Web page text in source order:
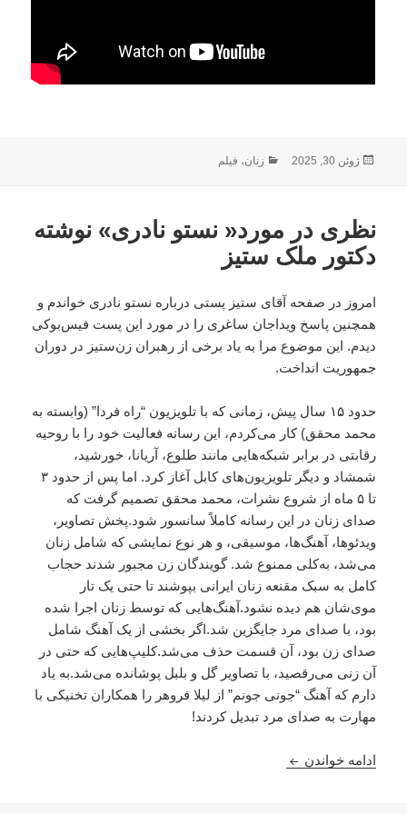
ارسال
ژوئن 30, 2025 دسته‌ها
زنان، فیلم
نظری در مورد« نستو نادری» نوشته
دکتور ملک ستیز
امروز در صفحه آقای ستیز پستی درباره نستو نادری خواندم و
همچنین پاسخ ویداجان ساغری را در مورد این پست فیس‌بوکی
دیدم. این موضوع مرا به یاد برخی از رهبران زن‌ستیز در دوران
جمهوریت انداخت.
حدود ۱۵ سال پیش، زمانی که با تلویزیون “راه فردا” (وابسته به
محمد محقق) کار می‌کردم، این رسانه فعالیت خود را با روحیه
رقابتی در برابر شبکه‌هایی مانند طلوع، آریانا، خورشید،
شمشاد و دیگر تلویزیون‌های کابل آغاز کرد. اما پس از حدود ۳
تا ۵ ماه از شروع نشرات، محمد محقق تصمیم گرفت که
صدای زنان در این رسانه کاملاً سانسور شود.پخش تصاویر،
ویدئوها، آهنگ‌ها، موسیقی، و هر نوع نمایشی که شامل زنان
می‌شد، به‌کلی ممنوع شد. گویندگان زن مجبور شدند حجاب
کامل به سبک مقنعه زنان ایرانی بپوشند تا حتی یک تار
موی‌شان هم دیده نشود.آهنگ‌هایی که توسط زنان اجرا شده
بود، با صدای مرد جایگزین شد.اگر بخشی از یک آهنگ شامل
صدای زن بود، آن قسمت حذف می‌شد.کلیپ‌هایی که حتی در
آن زنی می‌رقصید، با تصاویر گل و بلبل پوشانده می‌شد.به یاد
دارم که آهنگ “جونی جونم” از لیلا فروهر را همکاران تخنیکی با
مهارت به صدای مرد تبدیل کردند!
ادامه خواندن نظری در مورد« نستو نادری» نوشته دکتور ملک ستیز